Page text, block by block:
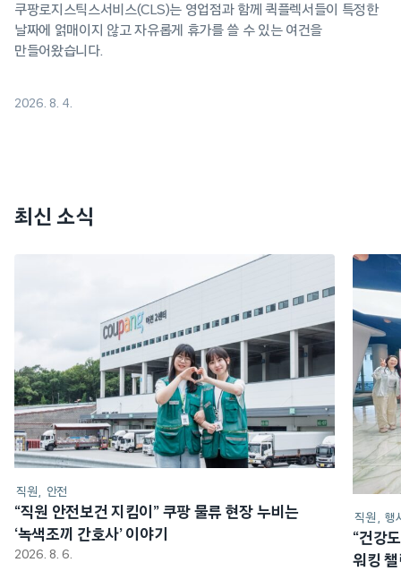
쿠팡로지스틱스서비스(CLS)는 영업점과 함께 퀵플렉서들이 특정한
날짜에 얽매이지 않고 자유롭게 휴가를 쓸 수 있는 여건을
만들어왔습니다.
2026. 8. 4.
최신 소식
직원 안전
“직원 안전보건 지킴이” 쿠팡 물류 현장 누비는
‘녹색조끼 간호사’ 이야기
2026. 8. 6.
직원 행
“건강
워킹